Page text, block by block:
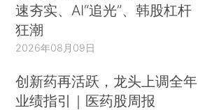
速夯实、AI“追光”、韩股杠杆
狂潮
2026年08月09日
创新药再活跃，龙头上调全年
业绩指引｜医药股周报